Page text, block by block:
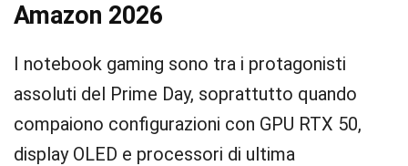
Amazon 2026
I notebook gaming sono tra i protagonisti
assoluti del Prime Day, soprattutto quando
compaiono configurazioni con GPU RTX 50,
display OLED e processori di ultima